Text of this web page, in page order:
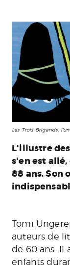
Les Trois Brigands,
L'illustre
s'en est
88 ans. Son
Tomi
auteurs de
de 60 ans. Il
enfants